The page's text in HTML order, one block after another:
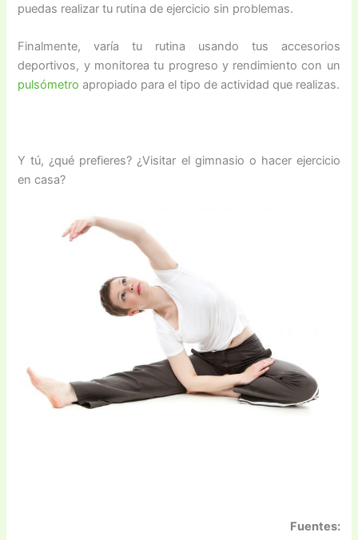
puedas realizar tu rutina de ejercicio sin problemas.
Finalmente, varía tu rutina usando tus accesorios
deportivos, y monitorea tu progreso y rendimiento con un
pulsómetro apropiado para el tipo de actividad que realizas.
Y tú, ¿qué prefieres? ¿Visitar el gimnasio o hacer ejercicio
en casa?
Fuentes: